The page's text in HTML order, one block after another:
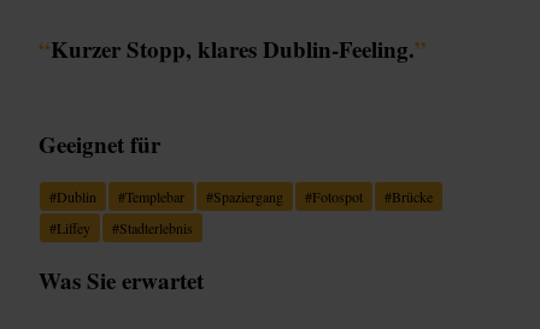
“Kurzer Stopp, klares Dublin-Feeling.”
Geeignet für
#Dublin #Templebar #Spaziergang #Fotospot #Brücke
#Liffey #Stadterlebnis
Was Sie erwartet